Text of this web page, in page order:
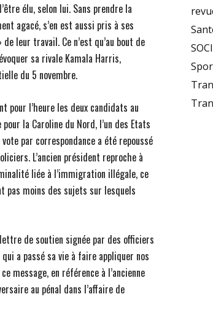
élu, selon lui. Sans prendre la
agacé, s’en est aussi pris à ses
leur travail. Ce n’est qu’au bout de
sa rivale Kamala Harris,
du 5 novembre.
pour l’heure les deux candidats au
la Caroline du Nord, l’un des Etats
par correspondance a été repoussé
L’ancien président reproche à
liée à l’immigration illégale, ce
pas moins des sujets sur lesquels
de soutien signée par des officiers
a passé sa vie à faire appliquer nos
message, en référence à l’ancienne
au pénal dans l’affaire de